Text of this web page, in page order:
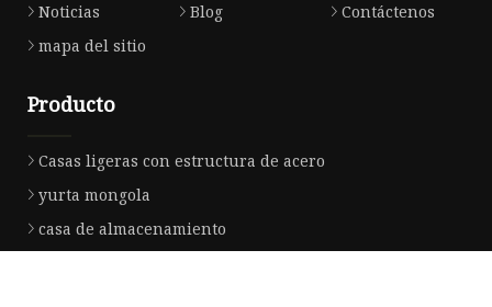
Noticias
Blog
Contáctenos
mapa del sitio
Producto
Casas ligeras con estructura de acero
yurta mongola
casa de almacenamiento